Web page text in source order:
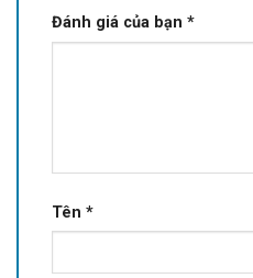
Đánh giá của bạn *
Tên *